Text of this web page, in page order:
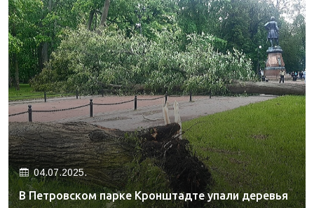
04.07.2025.
В Петровском парке Кронштадте упали деревья